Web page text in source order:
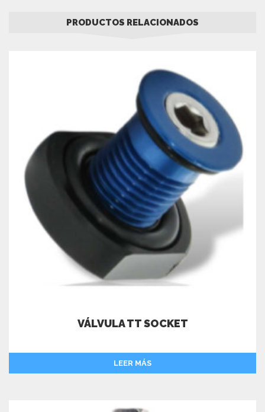
PRODUCTOS RELACIONADOS
VÁLVULA TT SOCKET
LEER MÁS